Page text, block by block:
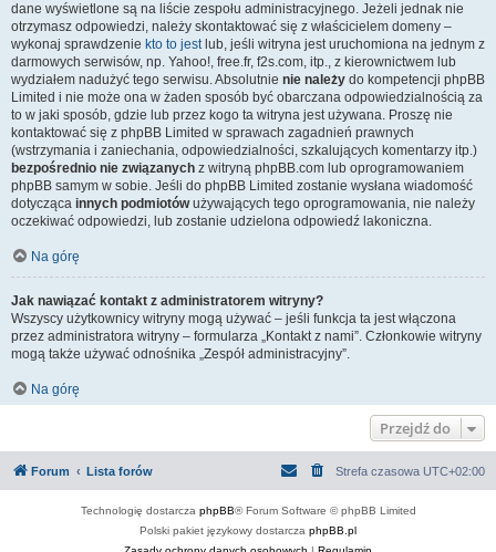
dane wyświetlone są na liście zespołu administracyjnego. Jeżeli jednak nie
otrzymasz odpowiedzi, należy skontaktować się z właścicielem domeny –
wykonaj sprawdzenie kto to jestlub, jeśli witryna jest uruchomiona na jednym z
darmowych serwisów, np. Yahoo!, free.fr, f2s.com, itp., z kierownictwem lub
wydziałem nadużyć tego serwisu. Absolutnie nie należy do kompetencji phpBB
Limited i nie może ona w żaden sposób być obarczana odpowiedzialnością za
to w jaki sposób, gdzie lub przez kogo ta witryna jest używana. Proszę nie
kontaktować się z phpBB Limited w sprawach zagadnień prawnych
(wstrzymania i zaniechania, odpowiedzialności, szkalujących komentarzy itp.)
bezpośrednio nie związanych z witryną phpBB.com lub oprogramowaniem
phpBB samym w sobie. Jeśli do phpBB Limited zostanie wysłana wiadomość
dotycząca innych podmiotówużywających tego oprogramowania, nie należy
oczekiwać odpowiedzi, lub zostanie udzielona odpowiedź lakoniczna.
Na górę
Jak nawiązać kontakt z administratorem witryny?
Wszyscy użytkownicy witryny mogą używać – jeśli funkcja ta jest włączona
przez administratora witryny – formularza „Kontakt z nami”. Członkowie witryny
mogą także używać odnośnika „Zespół administracyjny”.
Na górę
Przejdź do
Forum Lista forów Strefa czasowa UTC+02:00
Technologię dostarcza phpBB® Forum Software © phpBB Limited
Polski pakiet językowy dostarcza phpBB.pl